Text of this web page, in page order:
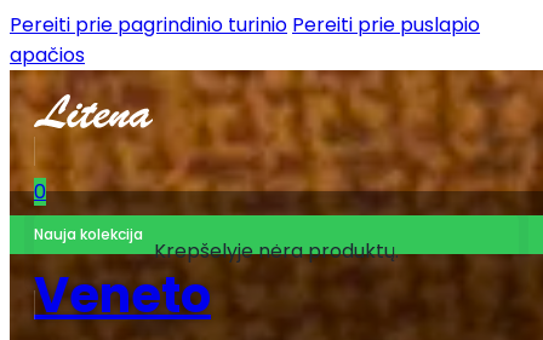
Pereiti prie pagrindinio turinio Pereiti prie puslapio
apačios
0
Krepšelyje nėra produktų.
Nauja kolekcija
Veneto